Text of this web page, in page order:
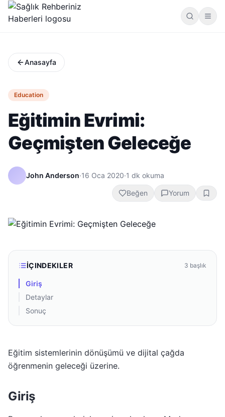
Anasayfa
Education
Eğitimin Evrimi:
Geçmişten Geleceğe
John Anderson·16 Oca 2020·1 dk okuma
Beğen Yorum
İÇINDEKILER 3 başlık
Giriş
Detaylar
Sonuç
Eğitim sistemlerinin dönüşümü ve dijital çağda
öğrenmenin geleceği üzerine.
Giriş